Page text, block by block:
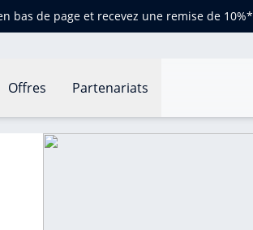
bas de page et recevez une remise de 10%*
Offres Partenariats